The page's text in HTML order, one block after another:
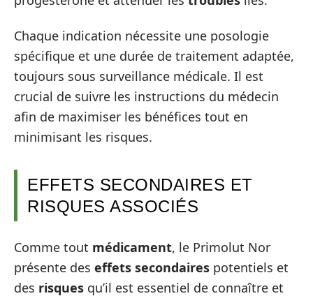
Chaque indication nécessite une posologie
spécifique et une durée de traitement adaptée,
toujours sous surveillance médicale. Il est
crucial de suivre les instructions du médecin
afin de maximiser les bénéfices tout en
minimisant les risques.
EFFETS SECONDAIRES ET
RISQUES ASSOCIÉS
Comme tout médicament, le Primolut Nor
présente des effets secondaires potentiels et
des risques qu’il est essentiel de connaître et